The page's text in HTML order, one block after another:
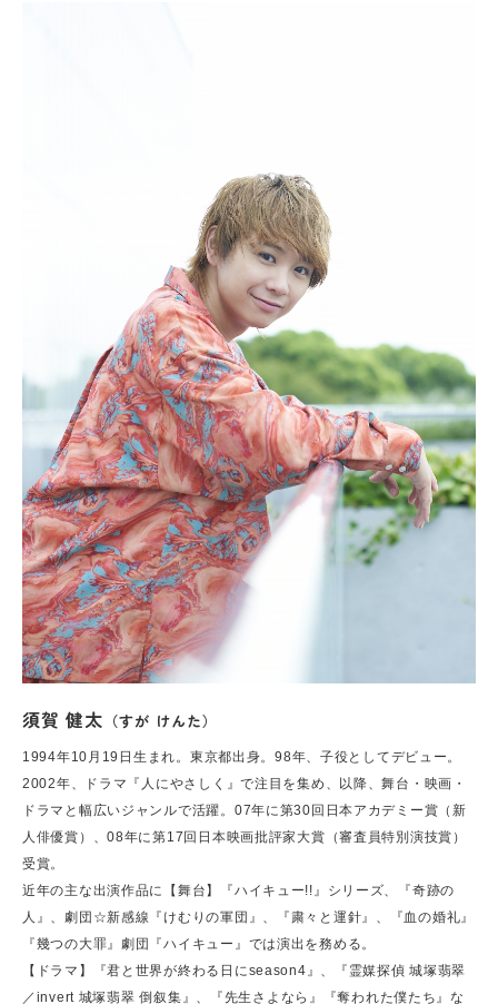
須賀 健太 （すが けんた）
1994年10月19日生まれ。東京都出身。98年、子役としてデビュー。
2002年、ドラマ『人にやさしく』で注目を集め、以降、舞台・映画・
ドラマと幅広いジャンルで活躍。07年に第30回日本アカデミー賞（新
人俳優賞）、08年に第17回日本映画批評家大賞（審査員特別演技賞）
受賞。
近年の主な出演作品に【舞台】『ハイキュー!!』シリーズ、『奇跡の
人』、劇団☆新感線『けむりの軍団』、『粛々と運針』、『血の婚礼』
『幾つの大罪』劇団『ハイキュー』では演出を務める。
【ドラマ】『君と世界が終わる日にseason4』、『霊媒探偵 城塚翡翠
／invert 城塚翡翠 倒叙集』、『先生さよなら』『奪われた僕たち』な